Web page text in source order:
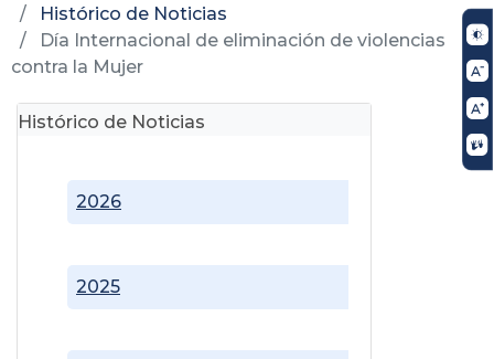
Histórico de Noticias
Día Internacional de eliminación de violencias
contra la Mujer
Histórico de Noticias
2025
2026